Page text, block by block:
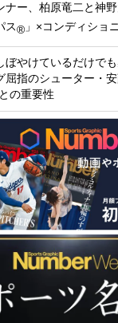
ナー、柏原竜二と神
ス® 」×コンディショ
ぼやけているだけで
屈指のシューター・
の重要性